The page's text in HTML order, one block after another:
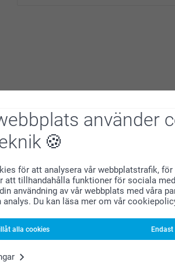
använder
för att analysera vår webbplatstrafik,
att tillhandahålla funktioner för sociala
användning av vår webbplats med våra
analys. Du kan läsa mer om vår
alla cookies Endast